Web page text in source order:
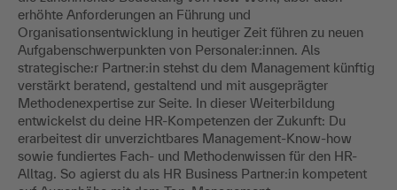
erhöhte Anforderungen an Führung und
Organisationsentwicklung in heutiger Zeit führen zu neuen
Aufgabenschwerpunkten von Personaler:innen. Als
strategische:r Partner:in stehst du dem Management künftig
verstärkt beratend, gestaltend und mit ausgeprägter
Methodenexpertise zur Seite. In dieser Weiterbildung
entwickelst du deine HR-Kompetenzen der Zukunft: Du
erarbeitest dir unverzichtbares Management-Know-how
sowie fundiertes Fach- und Methodenwissen für den HR-
Alltag. So agierst du als HR Business Partner:in kompetent